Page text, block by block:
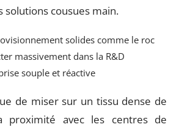
solutions cousues main.
solides comme le roc
massivement dans la R&D
souple et réactive
de miser sur un tissu dense de
proximité avec les centres de